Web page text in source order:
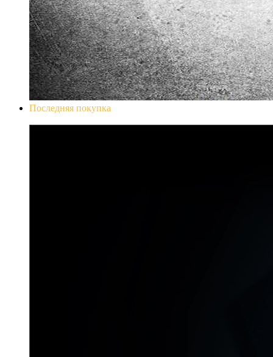
Последняя покупка